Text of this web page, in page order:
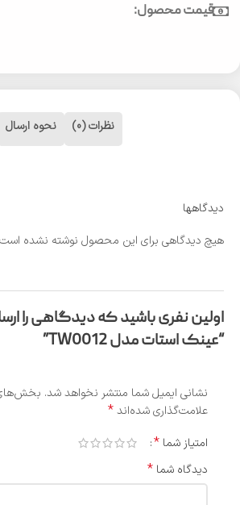
قیمت محصول:
نظرات (0) نحوه ارسال
دیدگاهها
هیچ دیدگاهی برای این محصول نوشته نشده
اولین نفری باشید که دیدگاهی را
“عینک استات مدل TW0012”
نشانی ایمیل شما منتشر نخواهد شد. بخش‌های
علامت‌گذاری شده‌اند*
امتیاز شما *
دیدگاه شما *